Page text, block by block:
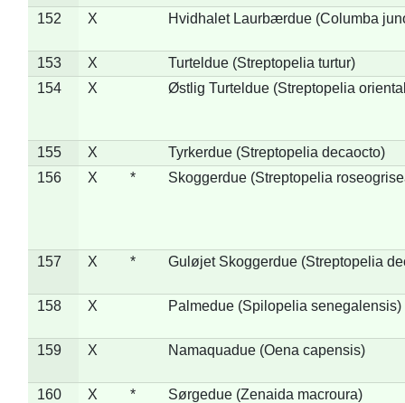
152 X Hvidhalet Laurbærdue (Columba
153 X
Turteldue (Streptopelia turtur)
154
X Østlig Turteldue (Streptopelia
155 X
Tyrkerdue (Streptopelia decaocto)
156
X * Skoggerdue (Streptopelia
157 X * Guløjet Skoggerdue (Streptopelia
158 X Palmedue (Spilopelia senegalensis)
159 X Namaquadue (Oena capensis)
160 X * Sørgedue (Zenaida macroura)